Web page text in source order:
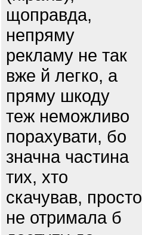
щоправда,
непряму
рекламу не так
вже й легко, а
пряму шкоду
теж неможливо
порахувати, бо
значна частина
тих, хто
скачував, просто
не отримала б